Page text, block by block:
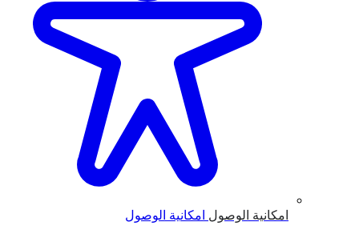
امكانية الوصولامكانية الوصول